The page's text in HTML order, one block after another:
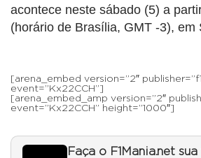
acontece neste sábado (5) a
(horário de Brasília, GMT -3), em
[arena_embed version=”2″
event=”Kx22CCH”]
[arena_embed_amp version=”2″
event=”Kx22CCH” height=”1000″]
Faça o F1Mania.net